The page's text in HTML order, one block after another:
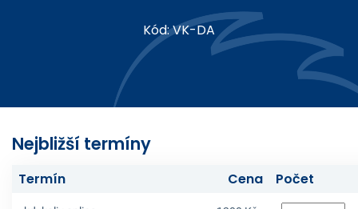
Kód: VK-DA
Nejbližší termíny
Termín Cena Počet